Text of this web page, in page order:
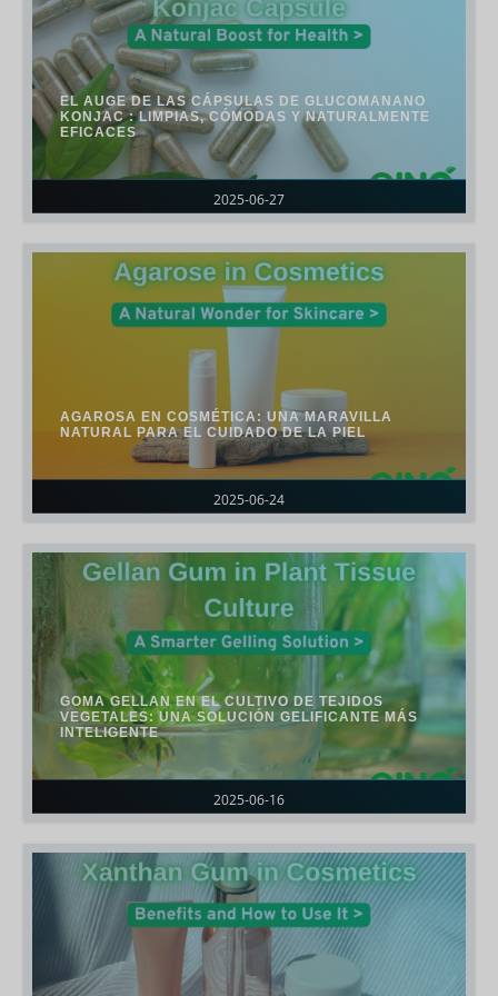
2025-06-27
EL AUGE DE LAS CÁPSULAS DE GLUCOMANANO
KONJAC : LIMPIAS, CÓMODAS Y NATURALMENTE
EFICACES
2025-06-24
AGAROSA EN COSMÉTICA: UNA MARAVILLA
NATURAL PARA EL CUIDADO DE LA PIEL
2025-06-16
GOMA GELLAN EN EL CULTIVO DE TEJIDOS
VEGETALES: UNA SOLUCIÓN GELIFICANTE MÁS
INTELIGENTE